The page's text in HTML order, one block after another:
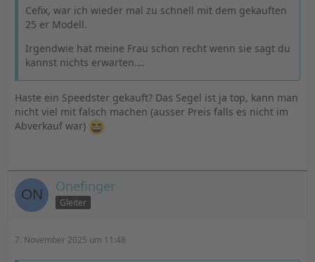
Cefix, war ich wieder mal zu schnell mit dem gekauften
25 er Modell.
Irgendwie hat meine Frau schon recht wenn sie sagt du
kannst nichts erwarten….
Haste ein Speedster gekauft? Das Segel ist ja top, kann man
nicht viel mit falsch machen (ausser Preis falls es nicht im
Abverkauf war)
Onefinger
Gleiter
7. November 2025 um 11:48